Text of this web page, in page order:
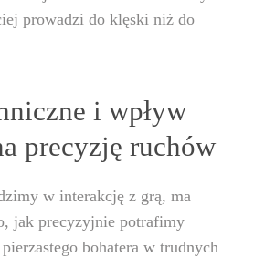
prowadzi do klęski niż do
i wpływ
precyzję ruchów
w interakcję z grą, ma
jak precyzyjnie potrafimy
bohatera w trudnych